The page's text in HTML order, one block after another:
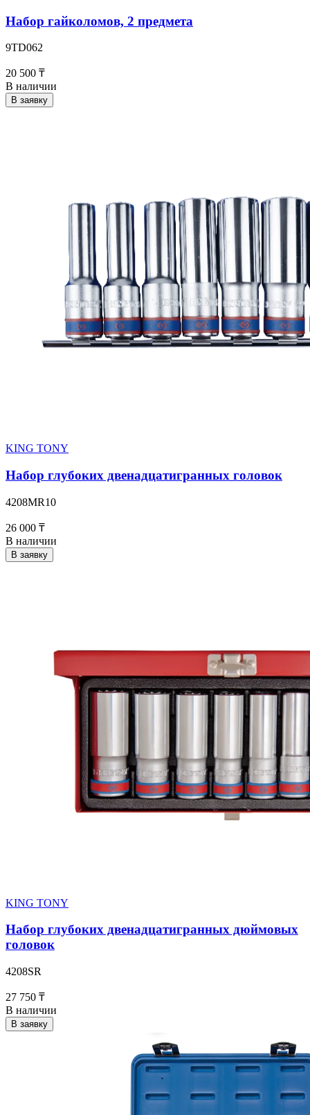
Набор гайколомов, 2 предмета
9TD062
20 500 ₸
В наличии
В заявку
KING TONY
Набор глубоких двенадцатигранных головок
4208MR10
26 000 ₸
В наличии
В заявку
KING TONY
Набор глубоких двенадцатигранных дюймовых
головок
4208SR
27 750 ₸
В наличии
В заявку